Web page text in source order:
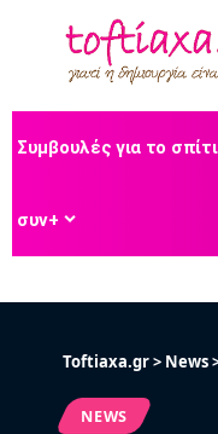
Συμβουλές για το σπίτι
συν+
Toftiaxa.gr> News
NEWS